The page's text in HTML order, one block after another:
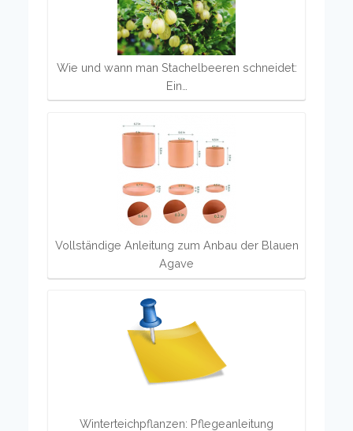
Wie und wann man Stachelbeeren schneidet:
Ein…
Vollständige Anleitung zum Anbau der Blauen
Agave
Winterteichpflanzen: Pflegeanleitung